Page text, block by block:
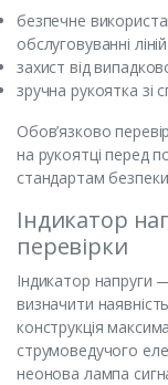
безпечне
обслуговуванні
захист від
зручна рукоятка зі
Обов’язково
на рукоятці перед
стандартам
Індикатор
перевірки
Індикатор напруги
визначити
конструкція
струмоведучого
неонова лампа